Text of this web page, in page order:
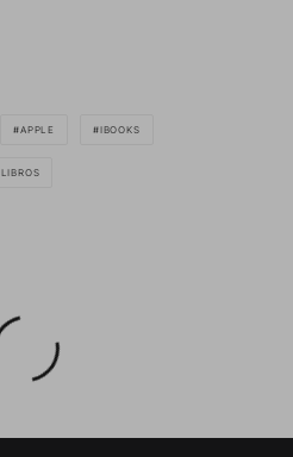
APPLE IBOOKS
LIBROS